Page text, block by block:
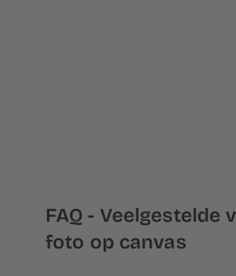
FAQ - Veelgestelde
foto op canvas